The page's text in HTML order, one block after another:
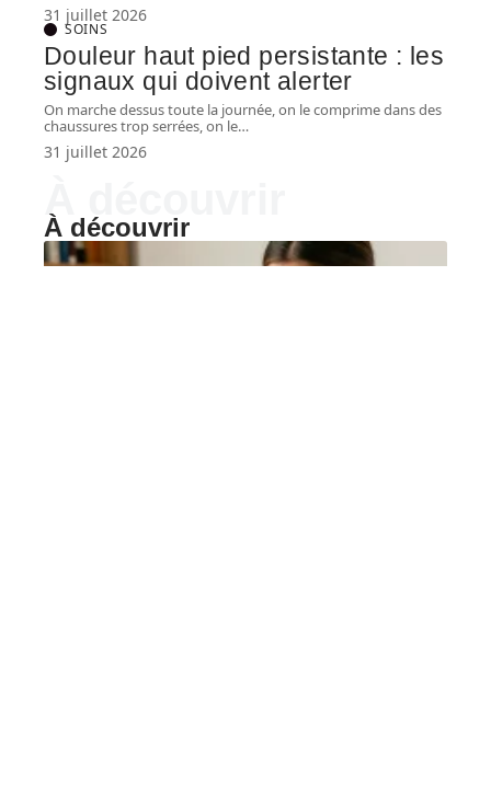
31 juillet 2026
SOINS
Douleur haut pied persistante : les
signaux qui doivent alerter
On marche dessus toute la journée, on le comprime dans des
chaussures trop serrées, on le…
31 juillet 2026
À découvrir